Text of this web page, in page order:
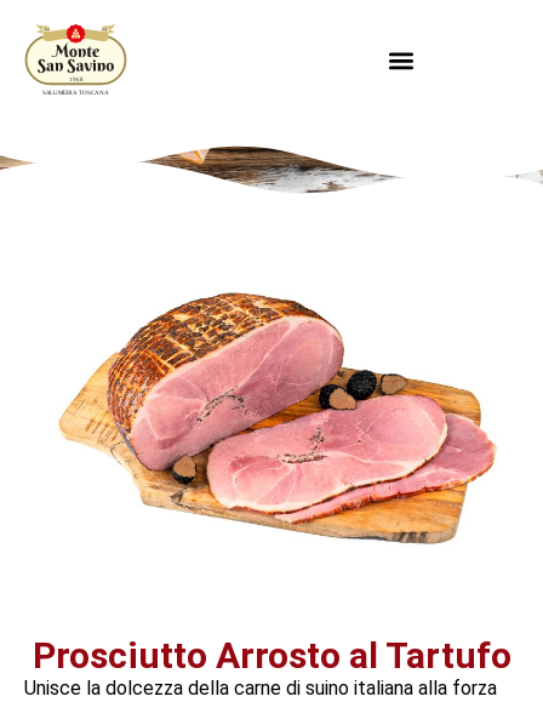
Prosciutto Arrosto al Tartufo
Unisce la dolcezza della carne di suino italiana alla forza